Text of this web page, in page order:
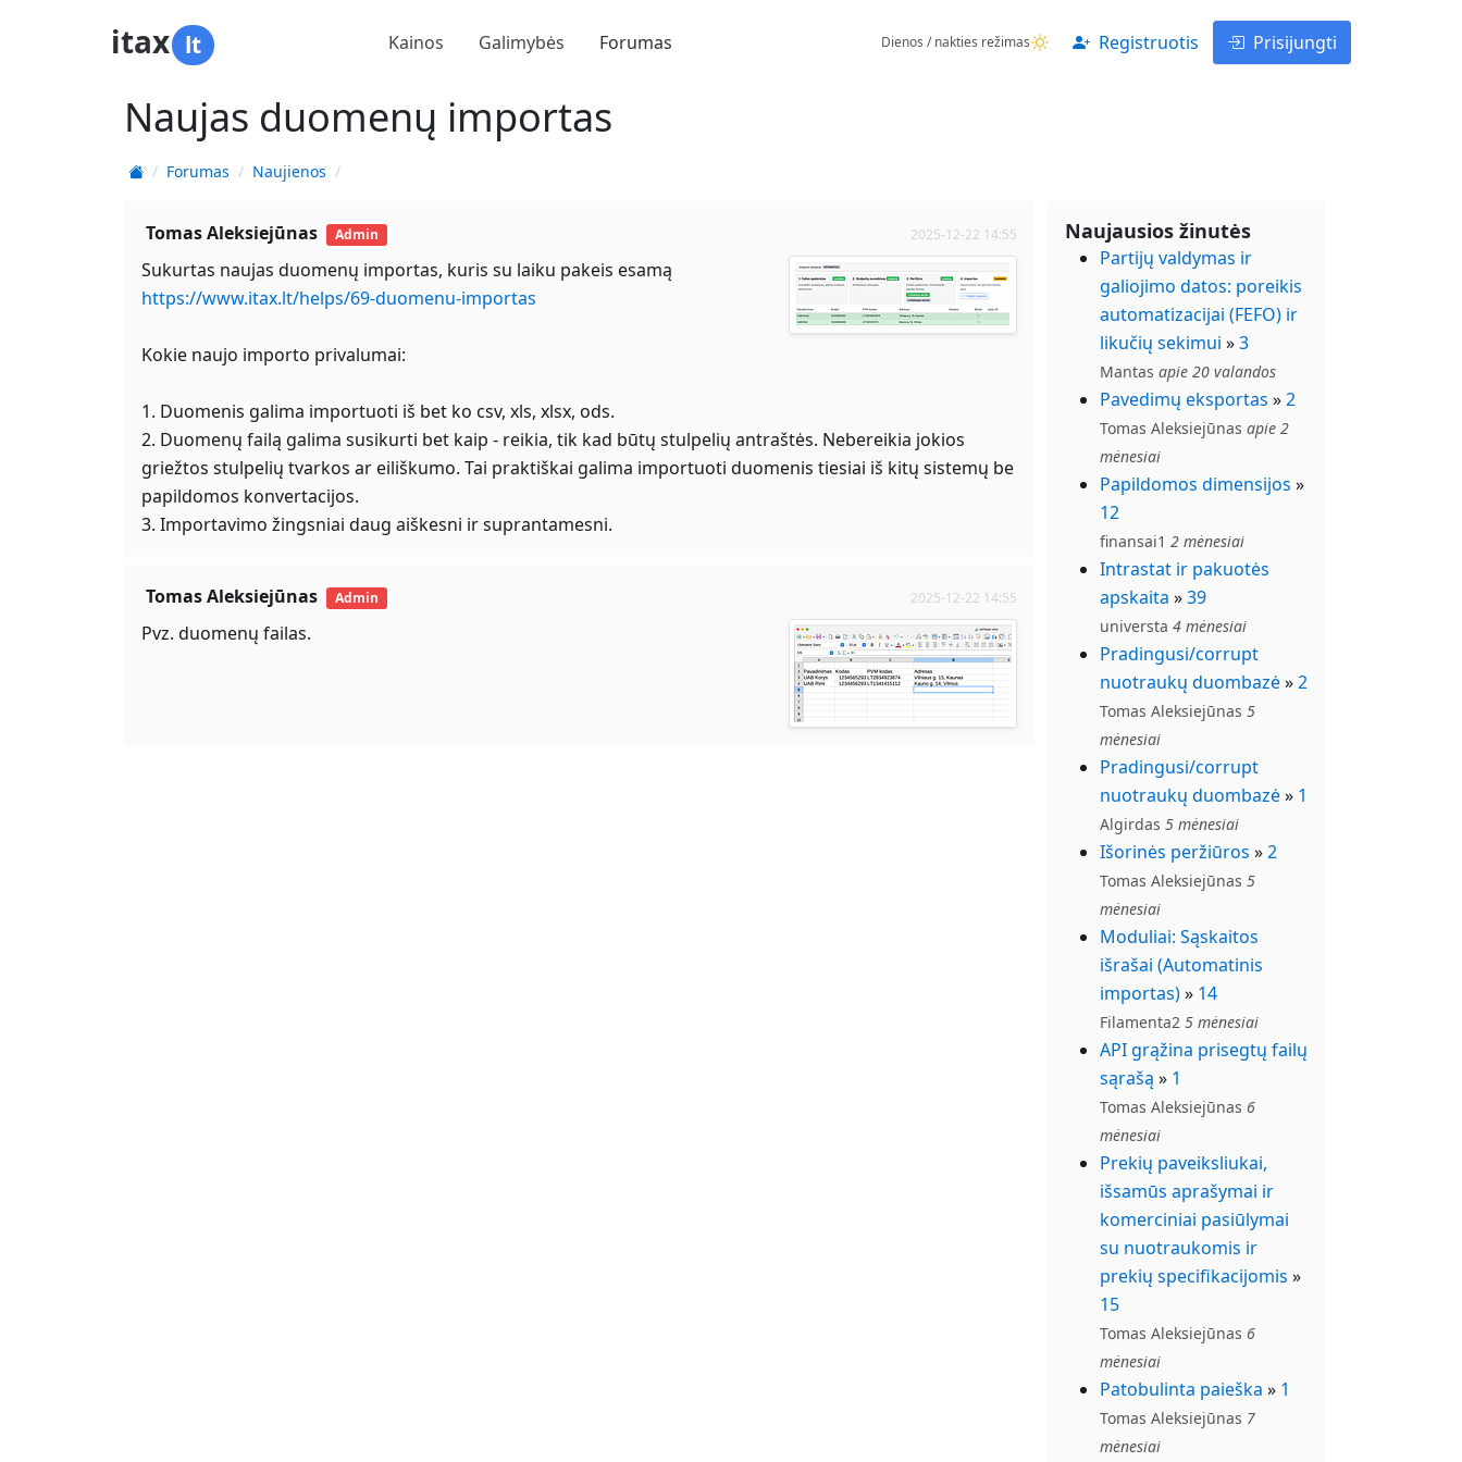
itax lt Kainos Galimybės Forumas Dienos / nakties režimas Registruotis Prisijungti
Naujas duomenų importas
Forumas Naujienos
Tomas Aleksiejūnas Admin 2025-12-22 14:55
Sukurtas naujas duomenų importas, kuris su laiku pakeis esamą
https://www.itax.lt/helps/69-duomenu-importas
Kokie naujo importo privalumai:
1. Duomenis galima importuoti iš bet ko csv, xls, xlsx, ods.
2. Duomenų failą galima susikurti bet kaip - reikia, tik kad būtų stulpelių antraštės. Nebereikia jokios
griežtos stulpelių tvarkos ar eiliškumo. Tai praktiškai galima importuoti duomenis tiesiai iš kitų sistemų be
papildomos konvertacijos.
3. Importavimo žingsniai daug aiškesni ir suprantamesni.
Tomas Aleksiejūnas Admin 2025-12-22 14:55
Pvz. duomenų failas.
Naujausios žinutės
Partijų valdymas ir
galiojimo datos: poreikis
automatizacijai (FEFO) ir
likučių sekimui »3
Mantas apie 20 valandos
Pavedimų eksportas »2
Tomas Aleksiejūnas apie 2
mėnesiai
Papildomos dimensijos »
12
finansai1 2 mėnesiai
Intrastat ir pakuotės
apskaita »39
universta 4 mėnesiai
Pradingusi/corrupt
nuotraukų duombazė»2
Tomas Aleksiejūnas 5
mėnesiai
Pradingusi/corrupt
nuotraukų duombazė» 1
Algirdas 5 mėnesiai
Išorinės peržiūros »2
Tomas Aleksiejūnas 5
mėnesiai
Moduliai: Sąskaitos
išrašai (Automatinis
importas)» 14
Filamenta2 5 mėnesiai
API grąžina prisegtų failų
sąrašą » 1
Tomas Aleksiejūnas 6
mėnesiai
Prekių paveiksliukai,
išsamūs aprašymai ir
komerciniai pasiūlymai
su nuotraukomis ir
prekių specifikacijomis »
15
Tomas Aleksiejūnas 6
mėnesiai
Patobulinta paieška » 1
Tomas Aleksiejūnas 7
mėnesiai